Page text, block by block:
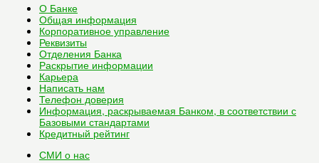
О Банке
Общая информация
Корпоративное управление
Реквизиты
Отделения Банка
Раскрытие информации
Карьера
Написать нам
Телефон доверия
Информация, раскрываемая Банком, в соответствии с
Базовыми стандартами
Кредитный рейтинг
СМИ о нас